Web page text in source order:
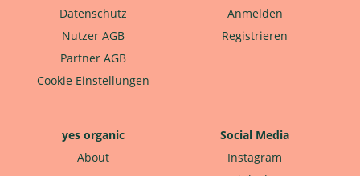
Datenschutz
Nutzer AGB
Partner AGB
Cookie Einstellungen
Anmelden
Registrieren
yes organic
About
Social Media
Instagram